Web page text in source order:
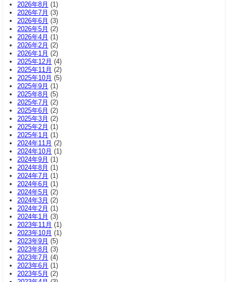
2026年8月 (1)
2026年7月 (3)
2026年6月 (3)
2026年5月 (2)
2026年4月 (1)
2026年2月 (2)
2026年1月 (2)
2025年12月 (4)
2025年11月 (2)
2025年10月 (5)
2025年9月 (1)
2025年8月 (5)
2025年7月 (2)
2025年6月 (2)
2025年3月 (2)
2025年2月 (1)
2025年1月 (1)
2024年11月 (2)
2024年10月 (1)
2024年9月 (1)
2024年8月 (1)
2024年7月 (1)
2024年6月 (1)
2024年5月 (2)
2024年3月 (2)
2024年2月 (1)
2024年1月 (3)
2023年11月 (1)
2023年10月 (1)
2023年9月 (5)
2023年8月 (3)
2023年7月 (4)
2023年6月 (1)
2023年5月 (2)